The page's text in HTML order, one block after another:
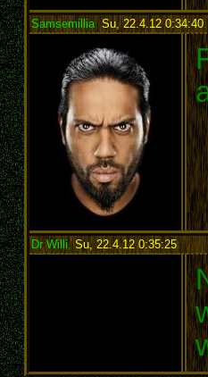
Samsemillia,Su, 22.4.12 0:34:40:
Dr Willi, Su, 22.4.12 0:35:25: